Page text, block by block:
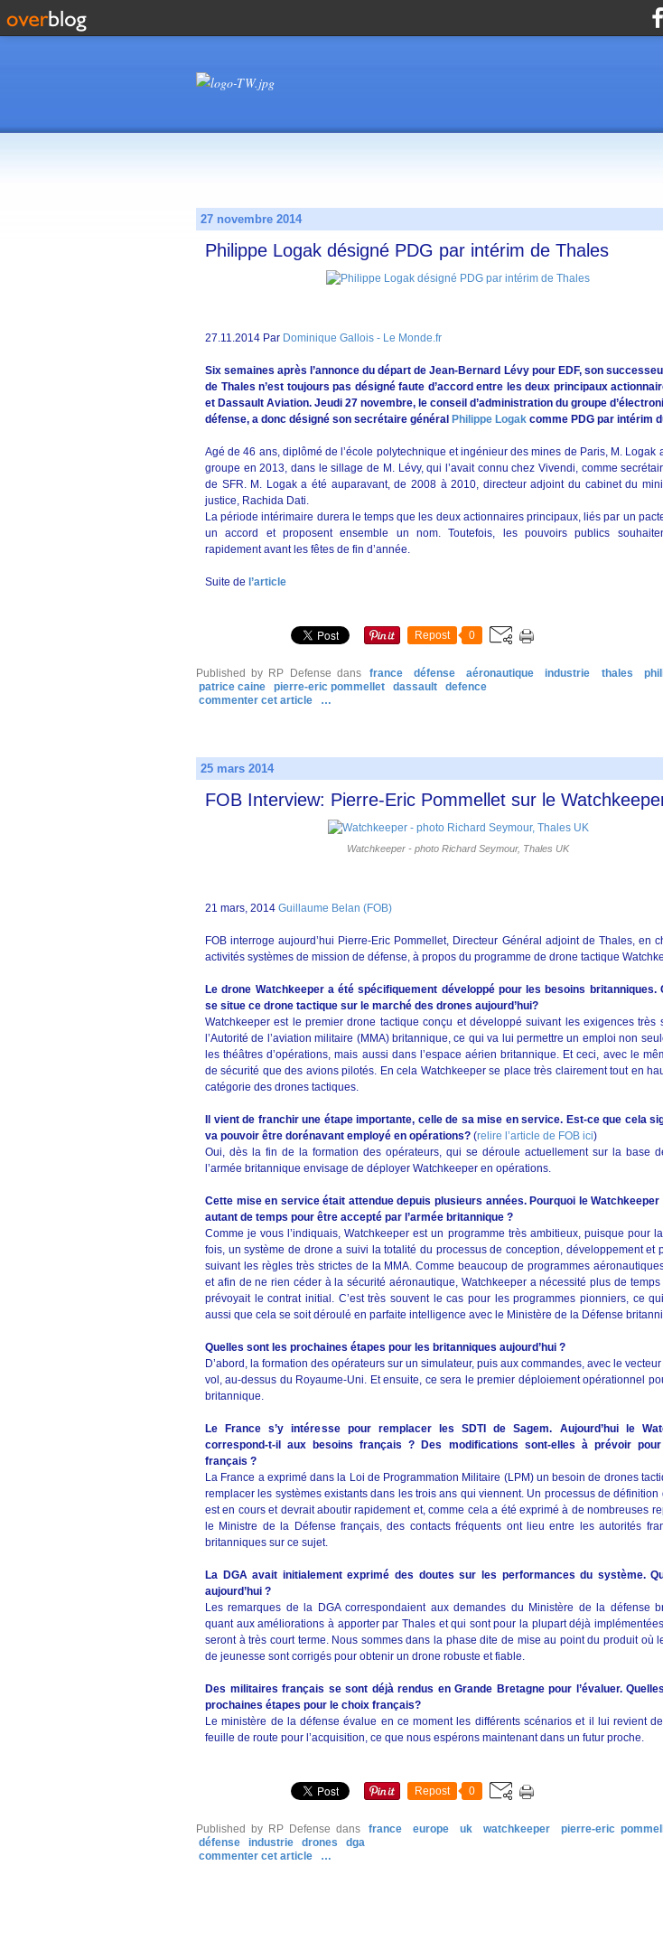
27 novembre 2014
Philippe Logak désigné PDG par intérim de Thales
27.11.2014 Par Dominique Gallois - Le Monde.fr
Six semaines après l’annonce du départ de Jean-Bernard Lévy pour EDF, son
de Thales n’est toujours pas désigné faute d’accord entre les deux principaux
et Dassault Aviation. Jeudi 27 novembre, le conseil d’administration du groupe
défense, a donc désigné son secrétaire général Philippe Logak comme PDG par intérim
Agé de 46 ans, diplômé de l’école polytechnique et ingénieur des mines de Paris, M. Logak
groupe en 2013, dans le sillage de M. Lévy, qui l’avait connu chez Vivendi, comme
de SFR. M. Logak a été auparavant, de 2008 à 2010, directeur adjoint du cabinet du
justice, Rachida Dati.
La période intérimaire durera le temps que les deux actionnaires principaux, liés par un
un accord et proposent ensemble un nom. Toutefois, les pouvoirs publics
rapidement avant les fêtes de fin d’année.
Suite de l’article
Repost 0
Published by RP Defense dans france défense aéronautique industrie thales
patrice caine
pierre-eric pommellet dassault
defence
commenter cet article
…
25 mars 2014
FOB Interview: Pierre-Eric Pommellet sur le
Watchkeeper - photo Richard Seymour, Thales UK
21 mars, 2014 Guillaume Belan (FOB)
FOB interroge aujourd’hui Pierre-Eric Pommellet, Directeur Général adjoint de Thales, en
activités systèmes de mission de défense, à propos du programme de drone tactique
Le drone Watchkeeper a été spécifiquement développé pour les besoins britanniques.
se situe ce drone tactique sur le marché des drones aujourd’hui?
Watchkeeper est le premier drone tactique conçu et développé suivant les exigences très
l’Autorité de l’aviation militaire (MMA) britannique, ce qui va lui permettre un emploi non
les théâtres d’opérations, mais aussi dans l’espace aérien britannique. Et ceci, avec le
de sécurité que des avions pilotés. En cela Watchkeeper se place très clairement tout en
catégorie des drones tactiques.
Il vient de franchir une étape importante, celle de sa mise en service. Est-ce que cela
va pouvoir être dorénavant employé en opérations? (relire l’article de FOB ici)
Oui, dès la fin de la formation des opérateurs, qui se déroule actuellement sur la base
l’armée britannique envisage de déployer Watchkeeper en opérations.
Cette mise en service était attendue depuis plusieurs années. Pourquoi le
autant de temps pour être accepté par l’armée britannique ?
Comme je vous l’indiquais, Watchkeeper est un programme très ambitieux, puisque pour
fois, un système de drone a suivi la totalité du processus de conception, développement et
suivant les règles très strictes de la MMA. Comme beaucoup de programmes
et afin de ne rien céder à la sécurité aéronautique, Watchkeeper a nécessité plus de
prévoyait le contrat initial. C’est très souvent le cas pour les programmes pionniers, ce
aussi que cela se soit déroulé en parfaite intelligence avec le Ministère de la Défense
Quelles sont les prochaines étapes pour les britanniques aujourd’hui ?
D’abord, la formation des opérateurs sur un simulateur, puis aux commandes, avec le
vol, au-dessus du Royaume-Uni. Et ensuite, ce sera le premier déploiement opérationnel
britannique.
Le France s’y intéresse pour remplacer les SDTI de Sagem. Aujourd’hui le
correspond-t-il aux besoins français ? Des modifications sont-elles à prévoir
français ?
La France a exprimé dans la Loi de Programmation Militaire (LPM) un besoin de drones
remplacer les systèmes existants dans les trois ans qui viennent. Un processus de définition
est en cours et devrait aboutir rapidement et, comme cela a été exprimé à de nombreuses
le Ministre de la Défense français, des contacts fréquents ont lieu entre les autorités
britanniques sur ce sujet.
La DGA avait initialement exprimé des doutes sur les performances du système.
aujourd’hui ?
Les remarques de la DGA correspondaient aux demandes du Ministère de la défense
quant aux améliorations à apporter par Thales et qui sont pour la plupart déjà
seront à très court terme. Nous sommes dans la phase dite de mise au point du produit où
de jeunesse sont corrigés pour obtenir un drone robuste et fiable.
Des militaires français se sont déjà rendus en Grande Bretagne pour l’évaluer.
prochaines étapes pour le choix français?
Le ministère de la défense évalue en ce moment les différents scénarios et il lui revient
feuille de route pour l’acquisition, ce que nous espérons maintenant dans un futur proche.
Repost 0
Published by RP Defense dans france europe uk watchkeeper pierre-eric
défense
industrie drones
dga
commenter cet article
…